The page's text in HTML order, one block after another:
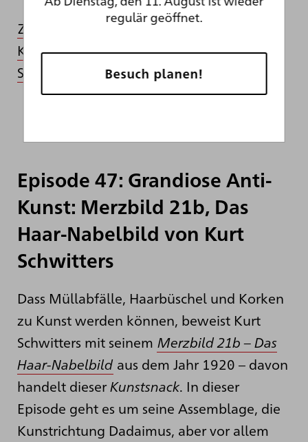
Zum Audiotranskript der
Kunstsnackepisode zum
Südniederländischen Meister
Episode 47: Grandiose Anti-
Kunst: Merzbild 21b, Das
Haar-Nabelbild von Kurt
Schwitters
Dass Müllabfälle, Haarbüschel und Korken
zu Kunst werden können, beweist Kurt
Schwitters mit seinem Merzbild 21b – Das
Haar-Nabelbild aus dem Jahr 1920 – davon
handelt dieserKunstsnack. In dieser
Episode geht es um seine Assemblage, die
Kunstrichtung Dadaimus, aber vor allem
regulär geöffnet.
Besuch planen!